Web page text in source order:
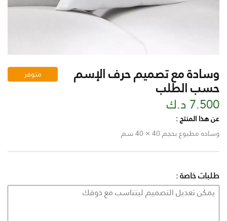
وسادة مع تصميم حرف الإسم
حسب الطلب
متوفر
7.500 د.ك
عن هذا المنتج :
وساده مطبوع بحجم 40 × 40 سم
طلبات خاصة :